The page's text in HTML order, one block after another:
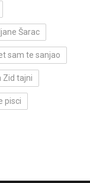
Šarac
sam te sanjao
Zid tajni
pisci